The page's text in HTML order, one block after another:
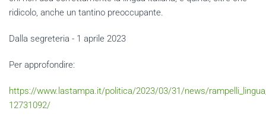
ridicolo, anche un tantino preoccupante.
Dalla segreteria - 1 aprile 2023
Per approfondire:
https://www.lastampa.it/politica/2023/03/31/news/
12731092/